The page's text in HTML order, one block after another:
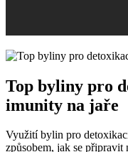
Top byliny pro
imunity na jaře
Využití bylin pro
způsobem, jak se